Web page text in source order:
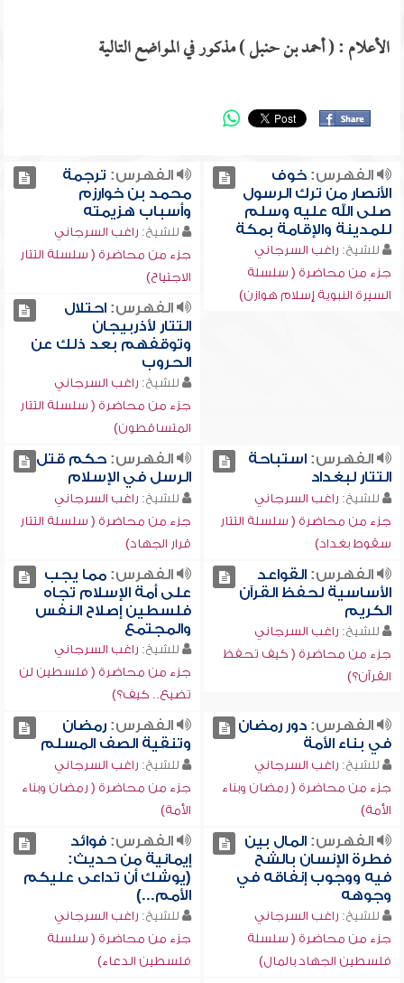
الأعلام : ( أحمد بن حنبل ) مذكور في المواضع التالية
الفهرس:خوف
الأنصار من ترك الرسول
صلى الله عليه وسلم
للمدينة والإقامة بمكة
للشيخ: راغب السرجاني
جزء من محاضرة ( سلسلة
السيرة النبوية إسلام هوازن)
الفهرس: ترجمة
محمد بن خوارزم
وأسباب هزيمته
للشيخ: راغب السرجاني
جزء من محاضرة ( سلسلة التتار
الاجتياح)
الفهرس:احتلال
التتار لأذربيجان
وتوقفهم بعد ذلك عن
الحروب
للشيخ: راغب السرجاني
جزء من محاضرة ( سلسلة التتار
المتساقطون)
الفهرس:استباحة
التتار لبغداد
للشيخ: راغب السرجاني
جزء من محاضرة ( سلسلة التتار
سقوط بغداد)
الفهرس:حكم قتل
الرسل في الإسلام
للشيخ: راغب السرجاني
جزء من محاضرة ( سلسلة التتار
قرار الجهاد)
الفهرس:القواعد
الأساسية لحفظ القرآن
الكريم
للشيخ: راغب السرجاني
جزء من محاضرة ( كيف تحفظ
القرآن؟)
الفهرس:مما يجب
على أمة الإسلام تجاه
فلسطين إصلاح النفس
والمجتمع
للشيخ: راغب السرجاني
جزء من محاضرة ( فلسطين لن
تضيع.. كيف؟)
الفهرس:دور رمضان
في بناء الأمة
للشيخ: راغب السرجاني
جزء من محاضرة ( رمضان وبناء
الأمة)
الفهرس:رمضان
وتنقية الصف المسلم
للشيخ: راغب السرجاني
جزء من محاضرة ( رمضان وبناء
الأمة)
الفهرس:المال بين
فطرة الإنسان بالشح
فيه ووجوب إنفاقه في
وجوهه
للشيخ: راغب السرجاني
جزء من محاضرة ( سلسلة
فلسطين الجهاد بالمال)
الفهرس:فوائد
إيمانية من حديث:
(يوشك أن تداعى عليكم
الأمم...)
للشيخ: راغب السرجاني
جزء من محاضرة ( سلسلة
فلسطين الدعاء)